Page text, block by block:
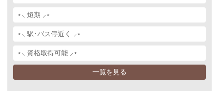
⋆⸜ 短期 ⸝⋆
⋆⸜ 駅･バス停近く ⸝⋆
⋆⸜ 資格取得可能 ⸝⋆
一覧を見る